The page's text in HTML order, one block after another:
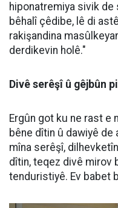
hiponatremiya sivik de
bêhalî çêdibe, lê di
rakişandina
derdikevin holê."
Divê serêşî û gêjbûn
Ergûn got ku ne rast e
bêne dîtin û dawiyê de
mîna serêşî,
dîtin, teqez divê mirov
tenduristiyê. Ev babet